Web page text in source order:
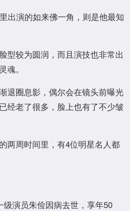
出演的如来佛一角，则是他最知
型较为圆润，而且演技也非常出
魂。
退圈息影，偶尔会在镜头前曝光
经老了很多，脸上也有了不少皱
两周时间里，有4位明星名人都
级演员朱俭因病去世，享年50